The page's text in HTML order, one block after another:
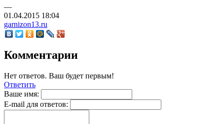
—
01.04.2015 18:04
garnizon13.ru
Комментарии
Нет ответов. Ваш будет первым!
Ответить
Ваше имя:
E-mail для ответов: